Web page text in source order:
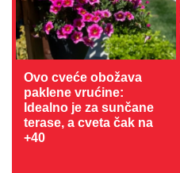
Ovo cveće obožava
paklene vrućine:
Idealno je za sunčane
terase, a cveta čak na
+40